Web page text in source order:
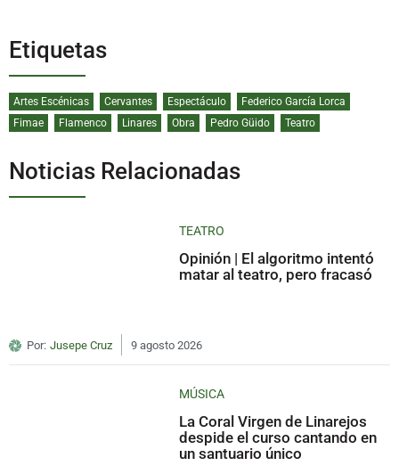
Etiquetas
Artes Escénicas Cervantes Espectáculo
Federico García Lorca
Fimae
Flamenco Linares Obra Pedro Güido Teatro
Noticias Relacionadas
TEATRO
Opinión | El algoritmo intentó
matar al teatro, pero fracasó
Por: Jusepe Cruz 9 agosto 2026
MÚSICA
La Coral Virgen de Linarejos
despide el curso cantando en
un santuario único